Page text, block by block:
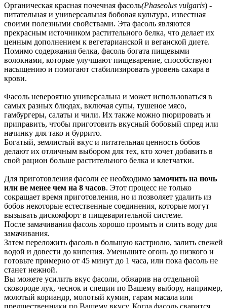
Органическая красная почечная фасоль(Phaseolus vulgaris) -
питательная и универсальная бобовая культура, известная
своими полезными свойствами. Эта фасоль являются
прекрасным источником растительного белка, что делает их
ценным дополнением к вегетарианской и веганской диете.
Помимо содержания белка, фасоль богата пищевыми
волокнами, которые улучшают пищеварение, способствуют
насыщению и помогают стабилизировать уровень сахара в
крови.
Фасоль невероятно универсальна и может использоваться в
самых разных блюдах, включая супы, тушеное мясо,
гамбургеры, салаты и чили. Их также можно пюрировать и
приправить, чтобы приготовить вкусный бобовый спред или
начинку для тако и буррито.
Богатый, землистый вкус и питательная ценность бобов
делают их отличным выбором для тех, кто хочет добавить в
свой рацион больше растительного белка и клетчатки.
Для приготовления фасоли ее необходимо замочить на ночь
или не менее чем на 8 часов. Этот процесс не только
сокращает время приготовления, но и позволяет удалить из
бобов некоторые естественные соединения, которые могут
вызывать дискомфорт в пищеварительной системе.
После замачивания фасоль хорошо промыть и слить воду для
замачивания.
Затем переложить фасоль в большую кастрюлю, залить свежей
водой и довести до кипения. Уменьшите огонь до низкого и
готовьте примерно от 45 минут до 1 часа, или пока фасоль не
станет нежной.
Вы можете усилить вкус фасоли, обжарив на отдельной
сковороде лук, чеснок и специи по Вашему выбору, например,
молотый кориандр, молотый кумин, гарам масала или
предшественники по Вашему вкусу. Когда фасоль сварится,